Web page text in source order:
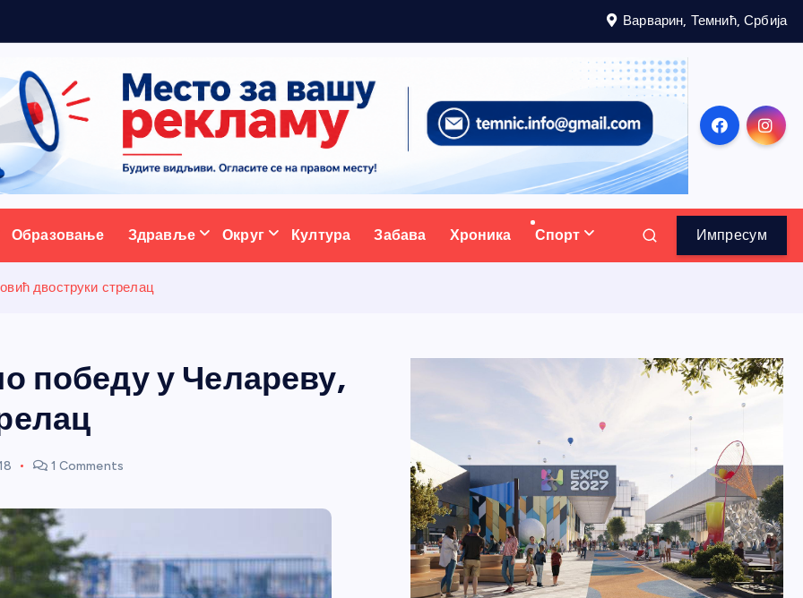
Варварин, Темнић, Србија
портал
Образовање Здравље Округ Култура Забава Хроника Спорт Импресум
двоструки стрелац
победу у Челареву,
1 Comments